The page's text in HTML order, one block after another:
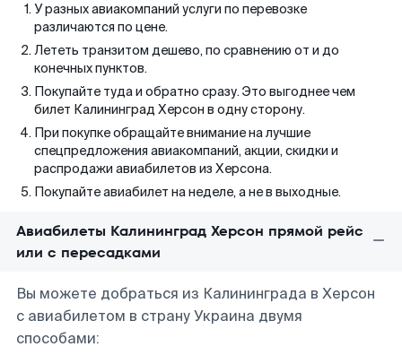
У разных авиакомпаний услуги по перевозке
различаются по цене.
Лететь транзитом дешево, по сравнению от и до
конечных пунктов.
Покупайте туда и обратно сразу. Это выгоднее чем
билет Калининград Херсон в одну сторону.
При покупке обращайте внимание на лучшие
спецпредложения авиакомпаний, акции, скидки и
распродажи авиабилетов из Херсона.
Покупайте авиабилет на неделе, а не в выходные.
Авиабилеты Калининград Херсон прямой рейс
или с пересадками
Вы можете добраться из Калининграда в Херсон
с авиабилетом в страну Украина двумя
способами: